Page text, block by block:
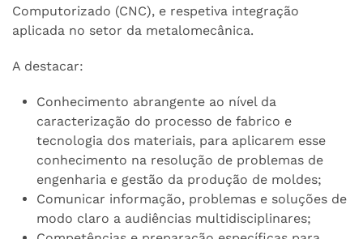
Computorizado (CNC), e respetiva integração
aplicada no setor da metalomecânica.
A destacar:
Conhecimento abrangente ao nível da
caracterização do processo de fabrico e
tecnologia dos materiais, para aplicarem esse
conhecimento na resolução de problemas de
engenharia e gestão da produção de moldes;
Comunicar informação, problemas e soluções de
modo claro a audiências multidisciplinares;